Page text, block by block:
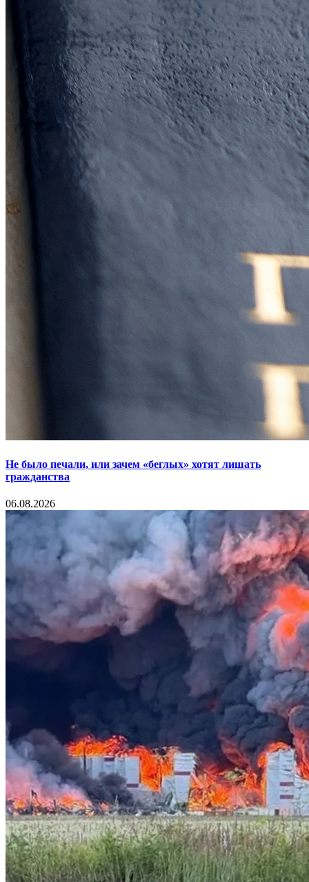
Не было печали, или зачем «беглых» хотят лишать
гражданства
06.08.2026